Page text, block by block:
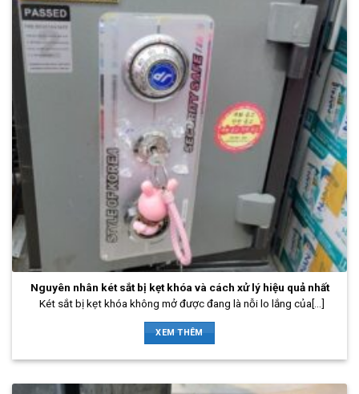
Nguyên nhân két sắt bị kẹt khóa và cách xử lý hiệu quả nhất
Két sắt bị kẹt khóa không mở được đang là nỗi lo lắng của[...]
XEM THÊM